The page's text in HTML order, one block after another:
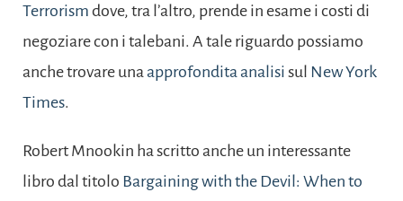
Terrorism dove, tra l’altro, prende in esame i costi di
negoziare con i talebani. A tale riguardo possiamo
anche trovare una approfondita analisi sul New York
Times.
Robert Mnookin ha scritto anche un interessante
libro dal titolo Bargaining with the Devil: When to